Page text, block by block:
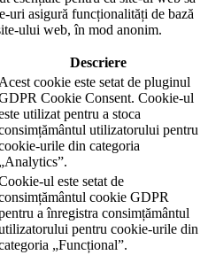
uri asigură funcționalități de bază
ului web, în mod anonim.
Descriere
Acest cookie este setat de pluginul
Cookie Consent. Cookie-ul
utilizat pentru a stoca
utilizatorului pentru
urile din categoria
„Analytics”.
ul este setat de
cookie GDPR
a înregistra consimțământul
pentru cookie-urile din
„Funcțional”.